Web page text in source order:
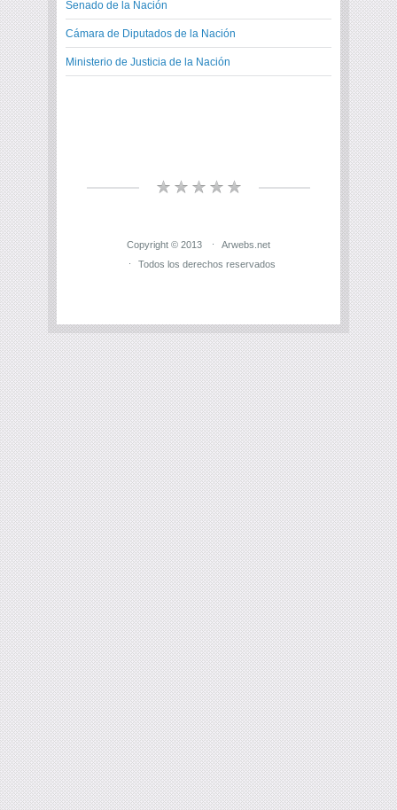
Senado de la Nación
Cámara de Diputados de la Nación
Ministerio de Justicia de la Nación
Copyright © 2013
Arwebs.net
Todos los derechos reservados